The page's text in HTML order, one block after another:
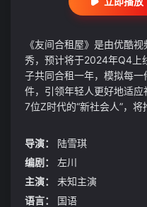
《友间合租屋》是由优酷
秀，预计将于2024年Q4上
子共同合租一年，模拟每
件，引领年轻人更好地适应
7位Z时代的“新社会人”，将
遭遇的生存挑战，体验各种
着ing，一步步摸索成为大人
导演：
陆雪琪
编剧：
左川
主演：
未知主演
语言：
国语